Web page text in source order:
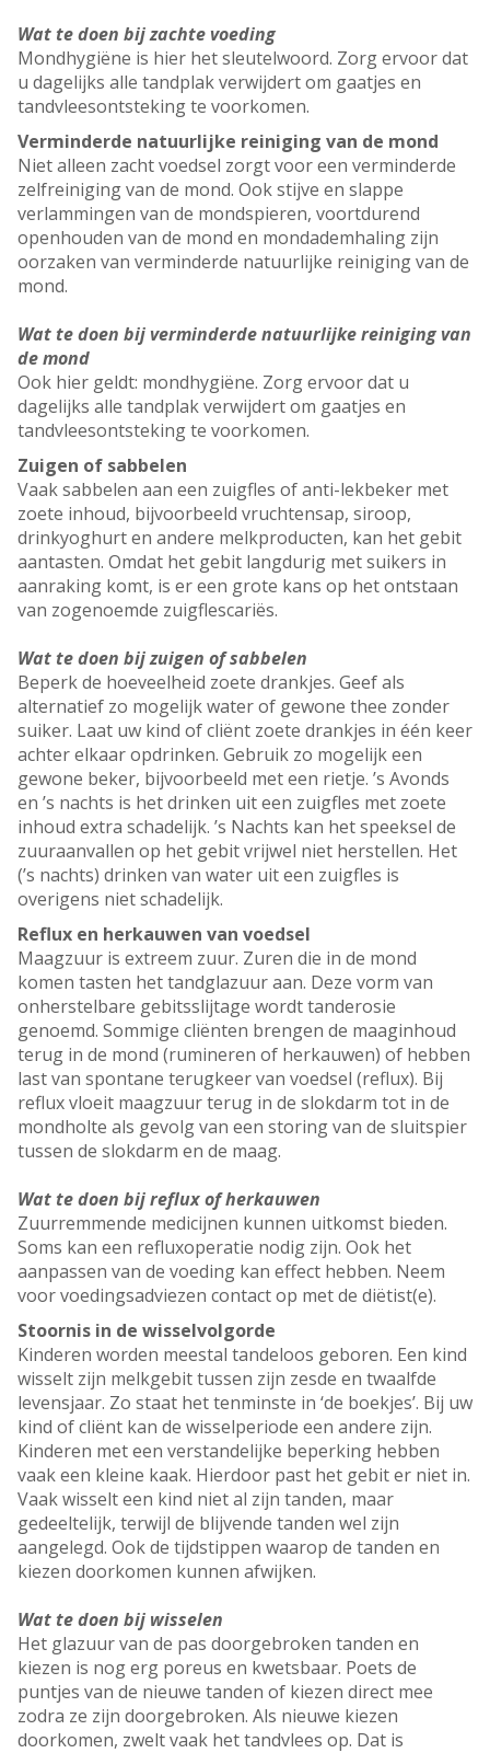
Wat te doen bij zachte voeding
Mondhygiëne is hier het sleutelwoord. Zorg ervoor dat
u dagelijks alle tandplak verwijdert om gaatjes en
tandvleesontsteking te voorkomen.
Verminderde natuurlijke reiniging van de mond
Niet alleen zacht voedsel zorgt voor een verminderde
zelfreiniging van de mond. Ook stijve en slappe
verlammingen van de mondspieren, voortdurend
openhouden van de mond en mondademhaling zijn
oorzaken van verminderde natuurlijke reiniging van de
mond.
Wat te doen bij verminderde natuurlijke reiniging van
de mond
Ook hier geldt: mondhygiëne. Zorg ervoor dat u
dagelijks alle tandplak verwijdert om gaatjes en
tandvleesontsteking te voorkomen.
Zuigen of sabbelen
Vaak sabbelen aan een zuigfles of anti-lekbeker met
zoete inhoud, bijvoorbeeld vruchtensap, siroop,
drinkyoghurt en andere melkproducten, kan het gebit
aantasten. Omdat het gebit langdurig met suikers in
aanraking komt, is er een grote kans op het ontstaan
van zogenoemde zuigflescariës.
Wat te doen bij zuigen of sabbelen
Beperk de hoeveelheid zoete drankjes. Geef als
alternatief zo mogelijk water of gewone thee zonder
suiker. Laat uw kind of cliënt zoete drankjes in één keer
achter elkaar opdrinken. Gebruik zo mogelijk een
gewone beker, bijvoorbeeld met een rietje. ’s Avonds
en ’s nachts is het drinken uit een zuigfles met zoete
inhoud extra schadelijk. ’s Nachts kan het speeksel de
zuuraanvallen op het gebit vrijwel niet herstellen. Het
(’s nachts) drinken van water uit een zuigfles is
overigens niet schadelijk.
Reflux en herkauwen van voedsel
Maagzuur is extreem zuur. Zuren die in de mond
komen tasten het tandglazuur aan. Deze vorm van
onherstelbare gebitsslijtage wordt tanderosie
genoemd. Sommige cliënten brengen de maaginhoud
terug in de mond (rumineren of herkauwen) of hebben
last van spontane terugkeer van voedsel (reflux). Bij
reflux vloeit maagzuur terug in de slokdarm tot in de
mondholte als gevolg van een storing van de sluitspier
tussen de slokdarm en de maag.
Wat te doen bij reflux of herkauwen
Zuurremmende medicijnen kunnen uitkomst bieden.
Soms kan een refluxoperatie nodig zijn. Ook het
aanpassen van de voeding kan effect hebben. Neem
voor voedingsadviezen contact op met de diëtist(e).
Stoornis in de wisselvolgorde
Kinderen worden meestal tandeloos geboren. Een kind
wisselt zijn melkgebit tussen zijn zesde en twaalfde
levensjaar. Zo staat het tenminste in ‘de boekjes’. Bij uw
kind of cliënt kan de wisselperiode een andere zijn.
Kinderen met een verstandelijke beperking hebben
vaak een kleine kaak. Hierdoor past het gebit er niet in.
Vaak wisselt een kind niet al zijn tanden, maar
gedeeltelijk, terwijl de blijvende tanden wel zijn
aangelegd. Ook de tijdstippen waarop de tanden en
kiezen doorkomen kunnen afwijken.
Wat te doen bij wisselen
Het glazuur van de pas doorgebroken tanden en
kiezen is nog erg poreus en kwetsbaar. Poets de
puntjes van de nieuwe tanden of kiezen direct mee
zodra ze zijn doorgebroken. Als nieuwe kiezen
doorkomen, zwelt vaak het tandvlees op. Dat is